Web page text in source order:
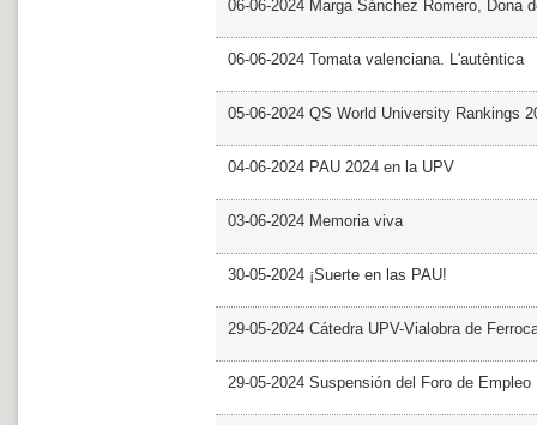
06-06-2024 Marga Sánchez Romero, Dona
06-06-2024 Tomata valenciana. L'autèntica
05-06-2024 QS World University Rankings
04-06-2024 PAU 2024 en la UPV
03-06-2024 Memoria viva
30-05-2024 ¡Suerte en las PAU!
29-05-2024 Cátedra UPV-Vialobra de
29-05-2024 Suspensión del Foro de Empleo